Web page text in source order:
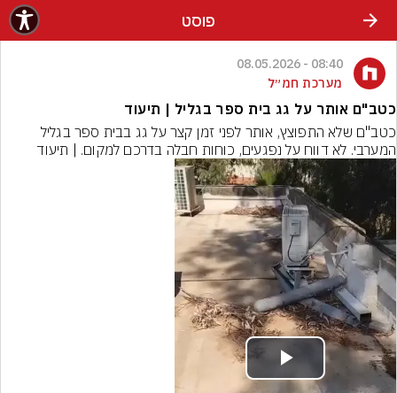
פוסט
08:40 - 08.05.2026
מערכת חמ״ל
כטב"ם אותר על גג בית ספר בגליל | תיעוד
המערבי. לא דווח על נפגעים, כוחות חבלה בדרכם למקום. | תיעוד
Play